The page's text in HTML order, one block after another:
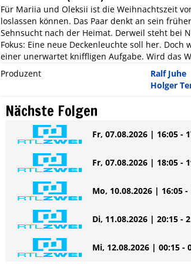
Für Mariia und Oleksii ist die Weihnachtszeit
loslassen können. Das Paar denkt an sein
Sehnsucht nach der Heimat. Derweil steht bei
Fokus: Eine neue Deckenleuchte soll her.
einer unerwartet kniffligen Aufgabe. Wird das
Produzent
Ralf Juhe
Holger
Nächste Folgen
Fr, 07.08.2026 | 16:05 -
Fr, 07.08.2026 | 18:05 -
Mo, 10.08.2026 | 16:05 -
Di, 11.08.2026 | 20:15 -
Mi, 12.08.2026 | 00:15 -